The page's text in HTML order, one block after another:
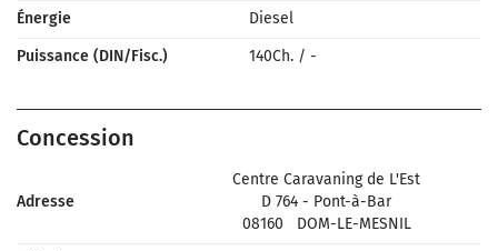
Énergie
Diesel
Puissance (DIN/Fisc.)
140Ch. / -
Concession
Adresse
Centre Caravaning de L'Est
D 764 - Pont-à-Bar
08160
DOM-LE-MESNIL